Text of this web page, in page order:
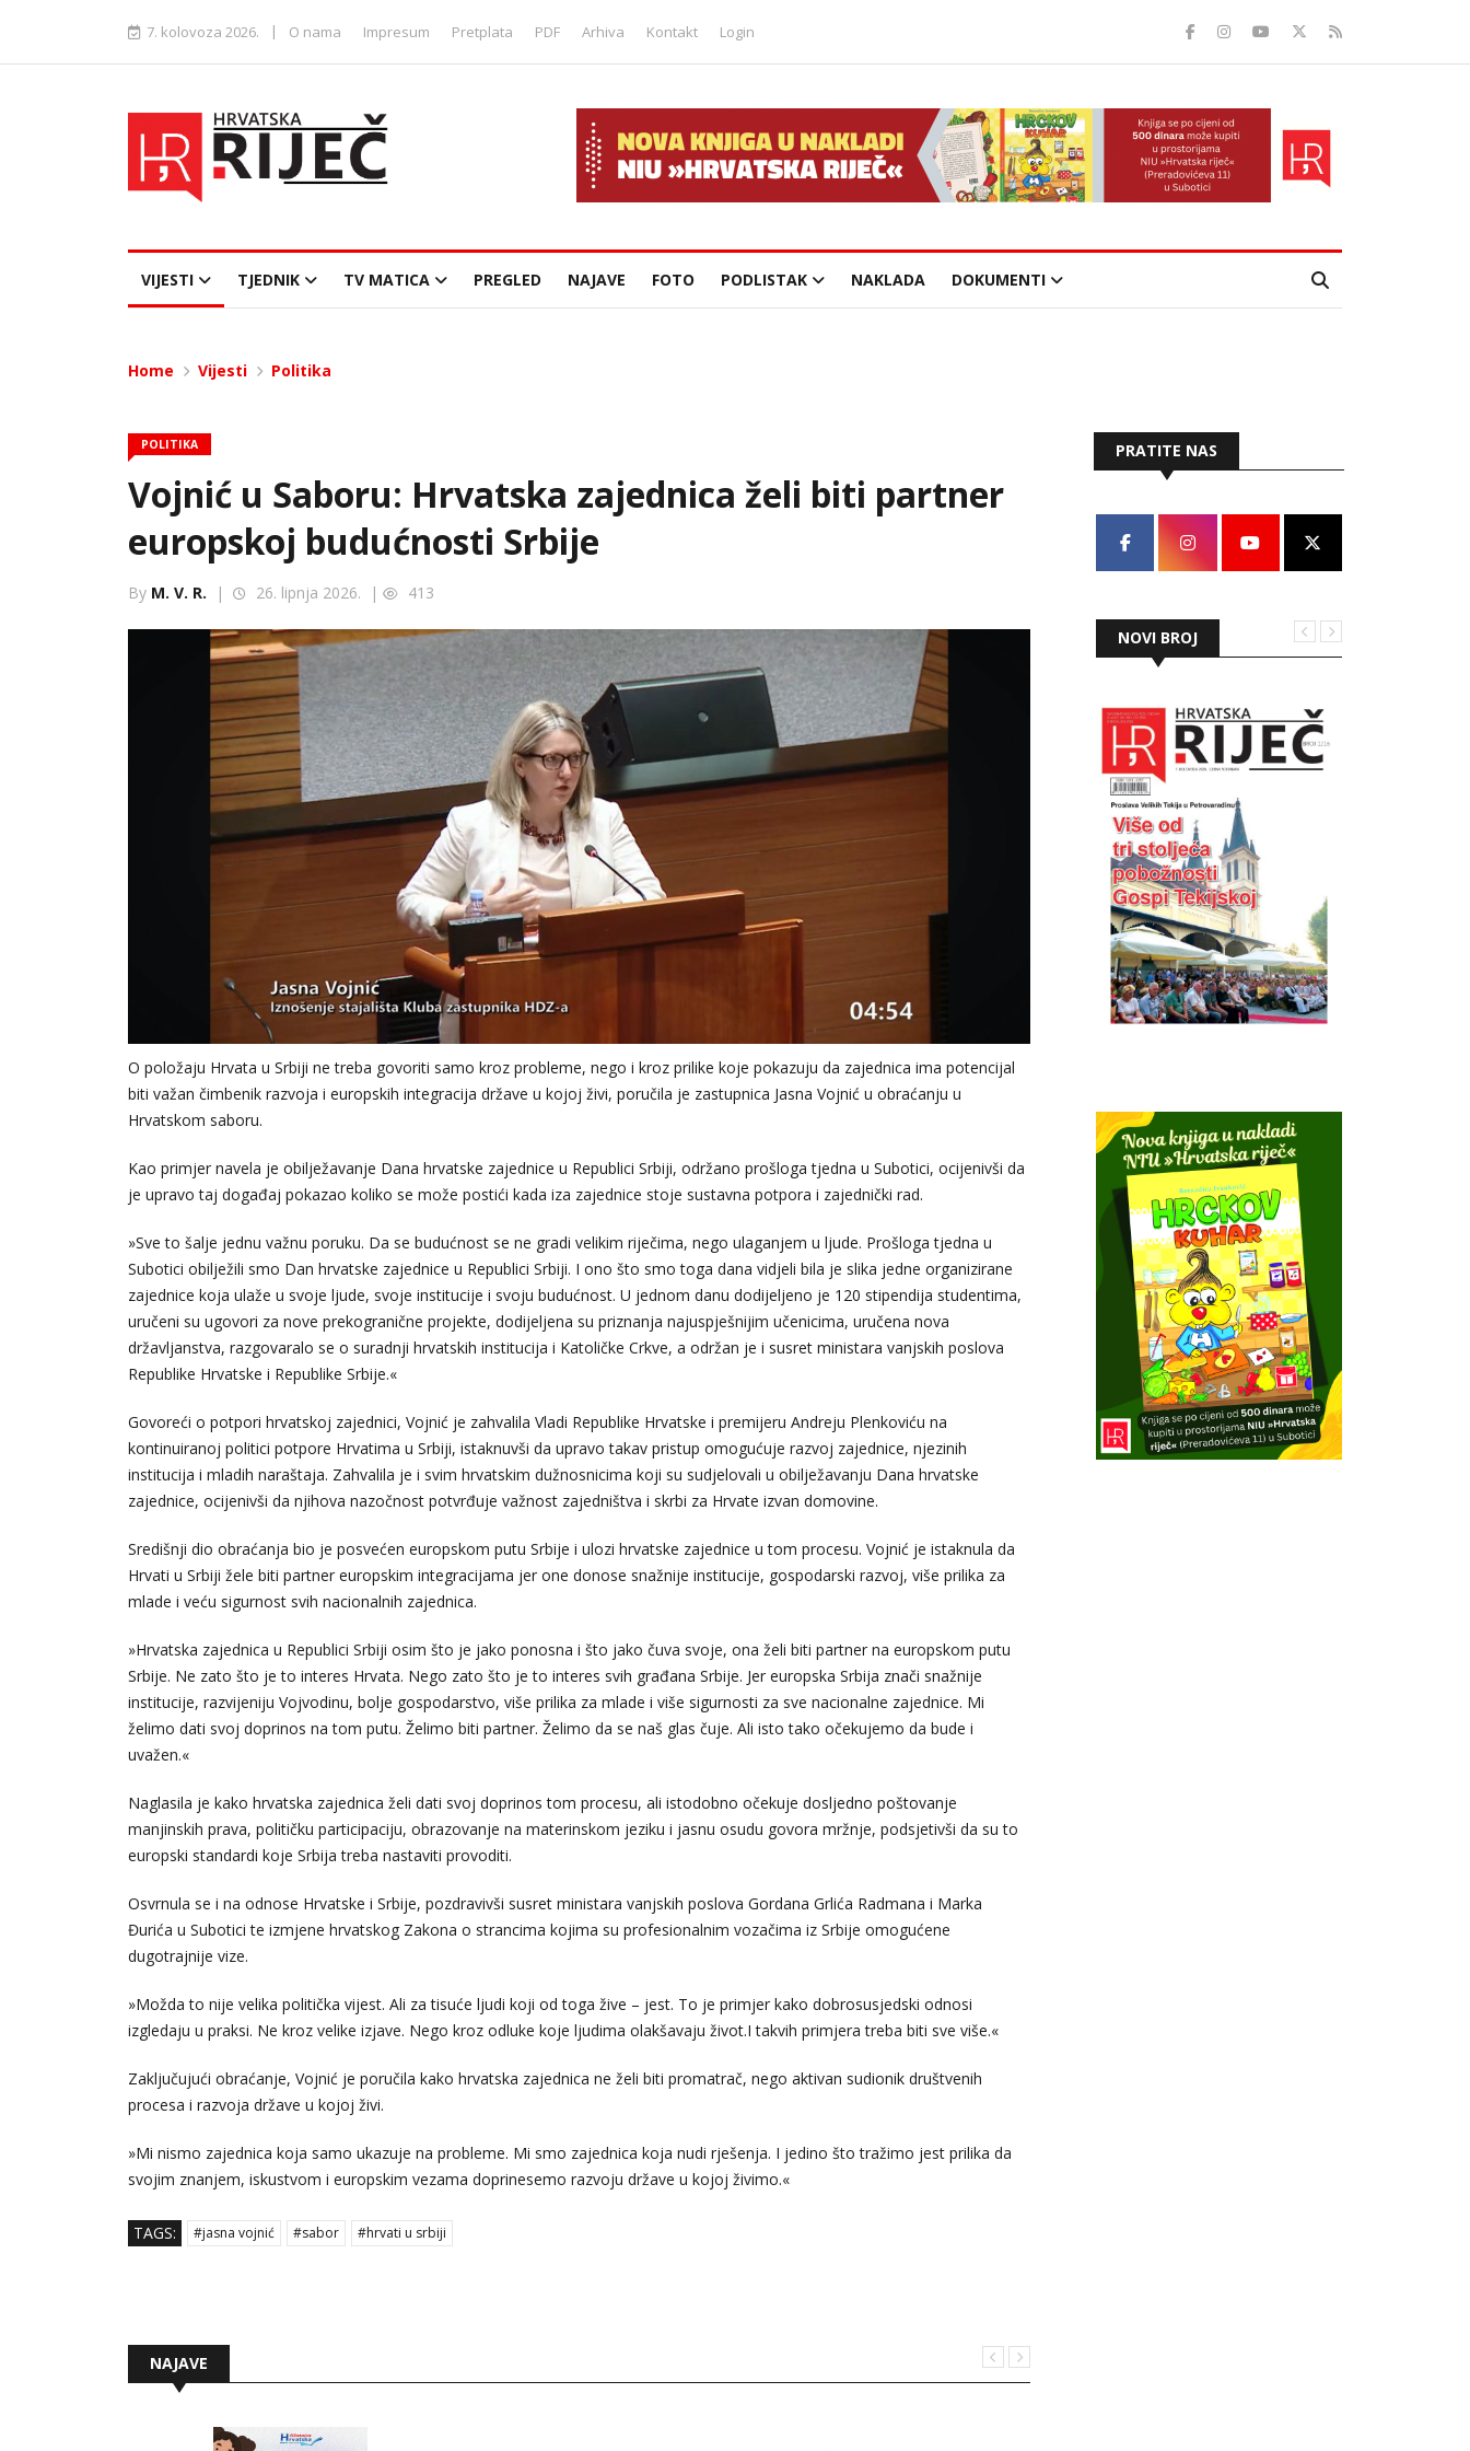
7. kolovoza 2026. | O nama Impresum Pretplata PDF Arhiva Kontakt Login
VIJESTI TJEDNIK TV MATICA PREGLED NAJAVE FOTO PODLISTAK NAKLADA DOKUMENTI
Home Vijesti Politika
POLITIKA
Vojnić u Saboru: Hrvatska zajednica želi biti partner
europskoj budućnosti Srbije
By M. V. R. | 26. lipnja 2026. | 413
O položaju Hrvata u Srbiji ne treba govoriti samo kroz probleme, nego i kroz prilike koje pokazuju da zajednica ima potencijal
biti važan čimbenik razvoja i europskih integracija države u kojoj živi, poručila je zastupnica Jasna Vojnić u obraćanju u
Hrvatskom saboru.
Kao primjer navela je obilježavanje Dana hrvatske zajednice u Republici Srbiji, održano prošloga tjedna u Subotici, ocijenivši da
je upravo taj događaj pokazao koliko se može postići kada iza zajednice stoje sustavna potpora i zajednički rad.
»Sve to šalje jednu važnu poruku. Da se budućnost se ne gradi velikim riječima, nego ulaganjem u ljude. Prošloga tjedna u
Subotici obilježili smo Dan hrvatske zajednice u Republici Srbiji. I ono što smo toga dana vidjeli bila je slika jedne organizirane
zajednice koja ulaže u svoje ljude, svoje institucije i svoju budućnost. U jednom danu dodijeljeno je 120 stipendija studentima,
uručeni su ugovori za nove prekogranične projekte, dodijeljena su priznanja najuspješnijim učenicima, uručena nova
državljanstva, razgovaralo se o suradnji hrvatskih institucija i Katoličke Crkve, a održan je i susret ministara vanjskih poslova
Republike Hrvatske i Republike Srbije.«
Govoreći o potpori hrvatskoj zajednici, Vojnić je zahvalila Vladi Republike Hrvatske i premijeru Andreju Plenkoviću na
kontinuiranoj politici potpore Hrvatima u Srbiji, istaknuvši da upravo takav pristup omogućuje razvoj zajednice, njezinih
institucija i mladih naraštaja. Zahvalila je i svim hrvatskim dužnosnicima koji su sudjelovali u obilježavanju Dana hrvatske
zajednice, ocijenivši da njihova nazočnost potvrđuje važnost zajedništva i skrbi za Hrvate izvan domovine.
Središnji dio obraćanja bio je posvećen europskom putu Srbije i ulozi hrvatske zajednice u tom procesu. Vojnić je istaknula da
Hrvati u Srbiji žele biti partner europskim integracijama jer one donose snažnije institucije, gospodarski razvoj, više prilika za
mlade i veću sigurnost svih nacionalnih zajednica.
»Hrvatska zajednica u Republici Srbiji osim što je jako ponosna i što jako čuva svoje, ona želi biti partner na europskom putu
Srbije. Ne zato što je to interes Hrvata. Nego zato što je to interes svih građana Srbije. Jer europska Srbija znači snažnije
institucije, razvijeniju Vojvodinu, bolje gospodarstvo, više prilika za mlade i više sigurnosti za sve nacionalne zajednice. Mi
želimo dati svoj doprinos na tom putu. Želimo biti partner. Želimo da se naš glas čuje. Ali isto tako očekujemo da bude i
uvažen.«
Naglasila je kako hrvatska zajednica želi dati svoj doprinos tom procesu, ali istodobno očekuje dosljedno poštovanje
manjinskih prava, političku participaciju, obrazovanje na materinskom jeziku i jasnu osudu govora mržnje, podsjetivši da su to
europski standardi koje Srbija treba nastaviti provoditi.
Osvrnula se i na odnose Hrvatske i Srbije, pozdravivši susret ministara vanjskih poslova Gordana Grlića Radmana i Marka
Đurića u Subotici te izmjene hrvatskog Zakona o strancima kojima su profesionalnim vozačima iz Srbije omogućene
dugotrajnije vize.
»Možda to nije velika politička vijest. Ali za tisuće ljudi koji od toga žive – jest. To je primjer kako dobrosusjedski odnosi
izgledaju u praksi. Ne kroz velike izjave. Nego kroz odluke koje ljudima olakšavaju život.I takvih primjera treba biti sve više.«
Zaključujući obraćanje, Vojnić je poručila kako hrvatska zajednica ne želi biti promatrač, nego aktivan sudionik društvenih
procesa i razvoja države u kojoj živi.
»Mi nismo zajednica koja samo ukazuje na probleme. Mi smo zajednica koja nudi rješenja. I jedino što tražimo jest prilika da
svojim znanjem, iskustvom i europskim vezama doprinesemo razvoju države u kojoj živimo.«
TAGS: #jasna vojnić #sabor #hrvati u srbiji
NAJAVE
PRATITE NAS
NOVI BROJ